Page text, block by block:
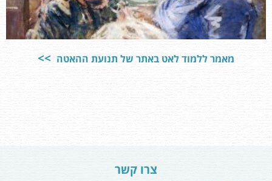
מאמר ללמוד לאט באתר של תנועת ההאטה
צרו קשר